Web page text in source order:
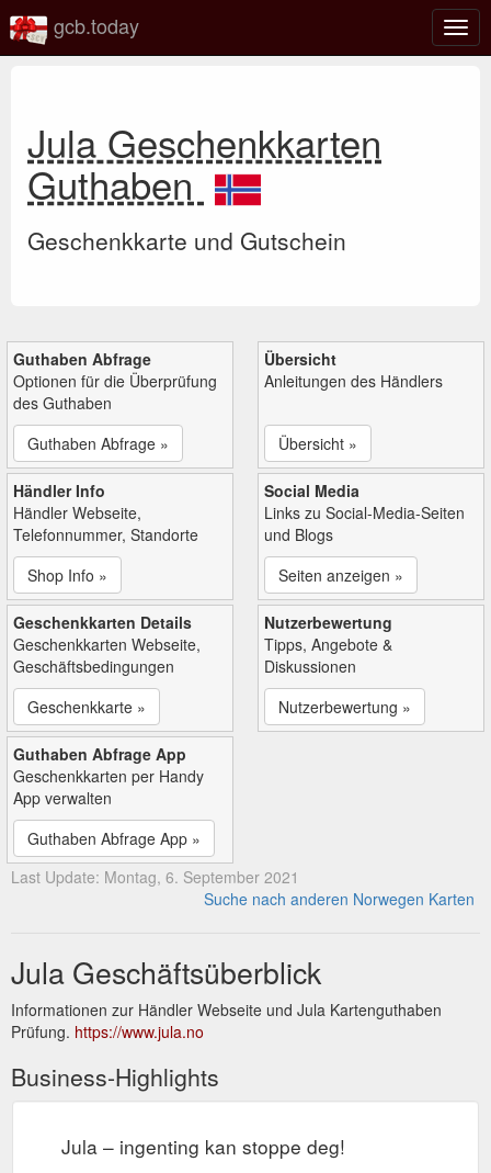
gcb.today
Jula Geschenkkarten
Guthaben
Geschenkkarte und Gutschein
Guthaben Abfrage
Optionen für die Überprüfung
des Guthaben
Guthaben Abfrage »
Übersicht
Anleitungen des Händlers
Übersicht »
Händler Info
Händler Webseite,
Telefonnummer, Standorte
Shop Info »
Social Media
Links zu Social-Media-Seiten
und Blogs
Seiten anzeigen »
Geschenkkarten Details
Geschenkkarten Webseite,
Geschäftsbedingungen
Geschenkkarte »
Nutzerbewertung
Tipps, Angebote &
Diskussionen
Nutzerbewertung »
Guthaben Abfrage App
Geschenkkarten per Handy
App verwalten
Guthaben Abfrage App »
Last Update: Montag, 6. September 2021
Suche nach anderen Norwegen Karten
Jula Geschäftsüberblick
Informationen zur Händler Webseite und Jula Kartenguthaben
Prüfung. https://www.jula.no
Business-Highlights
Jula – ingenting kan stoppe deg!